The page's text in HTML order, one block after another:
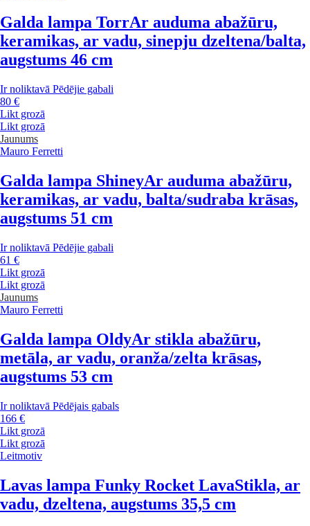
Galda lampa TorrAr auduma abažūru,
keramikas, ar vadu, sinepju dzeltena/balta,
augstums 46 cm
Ir noliktavā Pēdējie gabali
80 €
Likt grozā
Likt grozā
Jaunums
Mauro Ferretti
Galda lampa ShineyAr auduma abažūru,
keramikas, ar vadu, balta/sudraba krāsas,
augstums 51 cm
Ir noliktavā Pēdējie gabali
61 €
Likt grozā
Likt grozā
Jaunums
Mauro Ferretti
Galda lampa OldyAr stikla abažūru,
metāla, ar vadu, oranža/zelta krāsas,
augstums 53 cm
Ir noliktavā Pēdējais gabals
166 €
Likt grozā
Likt grozā
Leitmotiv
Lavas lampa Funky Rocket LavaStikla, ar
vadu, dzeltena, augstums 35,5 cm